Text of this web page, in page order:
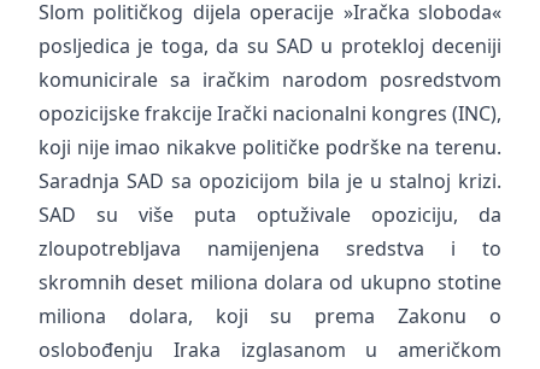
Slom političkog dijela operacije »Iračka sloboda«
posljedica je toga, da su SAD u protekloj deceniji
komunicirale sa iračkim narodom posredstvom
opozicijske frakcije Irački nacionalni kongres (INC),
koji nije imao nikakve političke podrške na terenu.
Saradnja SAD sa opozicijom bila je u stalnoj krizi.
SAD su više puta optuživale opoziciju, da
zloupotrebljava namijenjena sredstva i to
skromnih deset miliona dolara od ukupno stotine
miliona dolara, koji su prema Zakonu o
oslobođenju Iraka izglasanom u američkom